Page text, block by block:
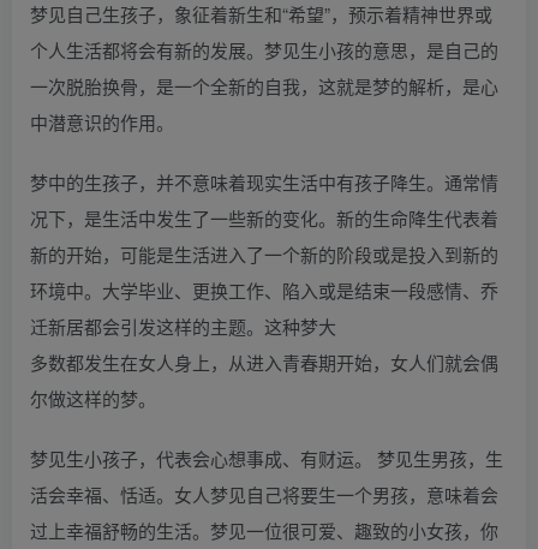
梦见自己生孩子，象征着新生和“希望”，预示着精神世界或
个人生活都将会有新的发展。梦见生小孩的意思，是自己的
一次脱胎换骨，是一个全新的自我，这就是梦的解析，是心
中潜意识的作用。
梦中的生孩子，并不意味着现实生活中有孩子降生。通常情
况下，是生活中发生了一些新的变化。新的生命降生代表着
新的开始，可能是生活进入了一个新的阶段或是投入到新的
环境中。大学毕业、更换工作、陷入或是结束一段感情、乔
迁新居都会引发这样的主题。这种梦大
多数都发生在女人身上，从进入青春期开始，女人们就会偶
尔做这样的梦。
梦见生小孩子，代表会心想事成、有财运。 梦见生男孩，生
活会幸福、恬适。女人梦见自己将要生一个男孩，意味着会
过上幸福舒畅的生活。梦见一位很可爱、趣致的小女孩，你